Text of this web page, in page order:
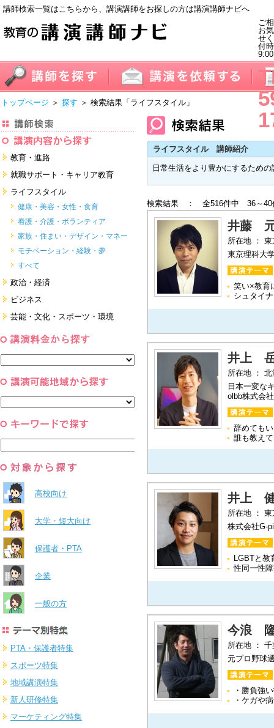
講師検索一覧はこちらから、講演講師をお探しの方は講演講師ナビへ
ご
お
せ
付
トップページ ＞ 探す ＞ 検索結果 「ライフスタイル」
教育・進路
進学・受験
教員・保護者
子育て・フリーター・ニート
留学
すべて
就職サポート・キャリア教育
就職サポートツール対策
面接・ディスカッション・マナー
対策
就職．業界・企業研究
すべて
ライフスタイル
健康・美容・女性・食育
看護・介護・ボランティア
家族・住まい・デザイン・マネー
モチベーション・経験・夢
すべて
政治・経済
国際
日本
ビジネス
経営・マーケティング・ファイナ
ンス
コーチング・メンタルヘルス・人
芸能・文化・スポーツ・環境
スポーツ
すべて
高校向け
大学・短大向け
保護者・PTA
企業
一般の方
PTA・保護者特集
スポーツ特集
地域講演特集
新人研修特集
マーケティング特集
ライフスタイル 講師紹介
日常生活をより豊かにするため
検索結果 ： 全516件中 36～40
井藤
所在地 ：
東京理科大
笑い×教育
シュタイ
井上
所在地 ：
日本一変な
olbb株式会
辞めても
誰も教え
井上
所在地 ：
株式会社G-
LGBTと教
性同一性
今浪
所在地 ：
元プロ野球
・勝負強
・ケガや